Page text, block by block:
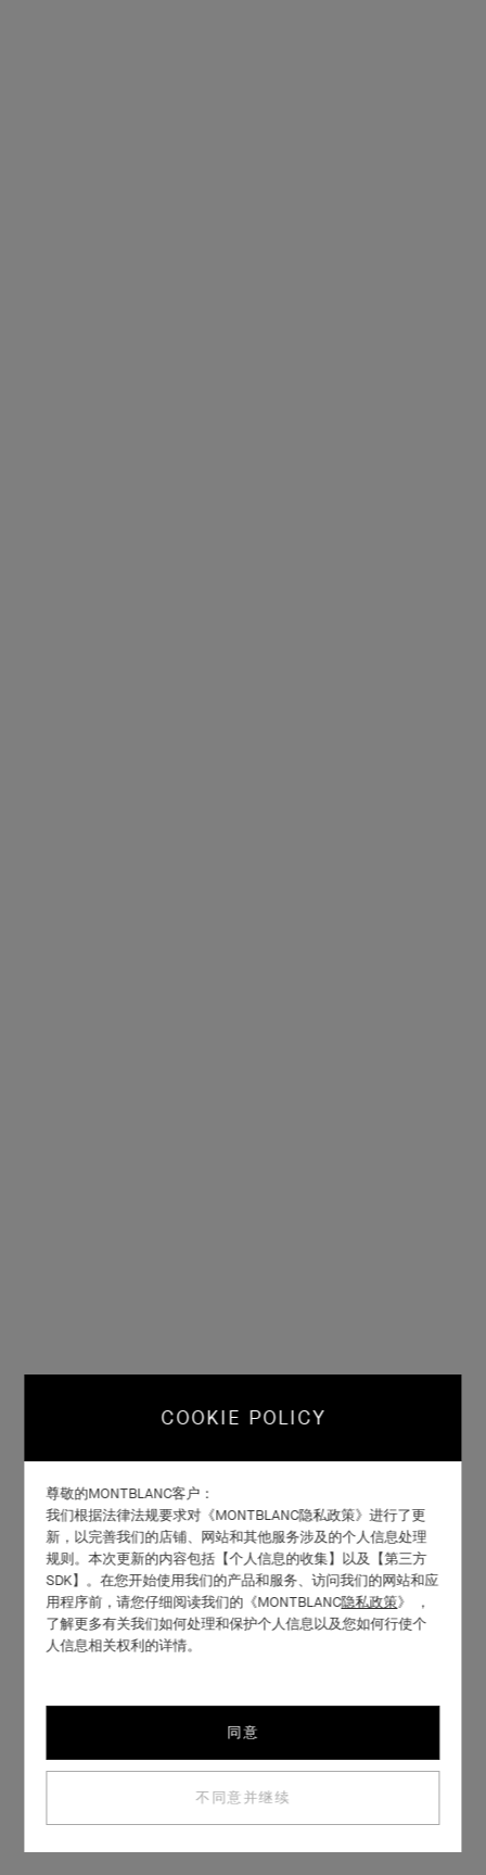
COOKIE POLICY
尊敬的MONTBLANC客户：
我们根据法律法规要求对《MONTBLANC隐私政策》进行了更
新，以完善我们的店铺、网站和其他服务涉及的个人信息处理
规则。本次更新的内容包括【个人信息的收集】以及【第三方
SDK】。在您开始使用我们的产品和服务、访问我们的网站和应
用程序前，请您仔细阅读我们的《MONTBLANC隐私政策》 ，
了解更多有关我们如何处理和保护个人信息以及您如何行使个
人信息相关权利的详情。
同意
不同意并继续